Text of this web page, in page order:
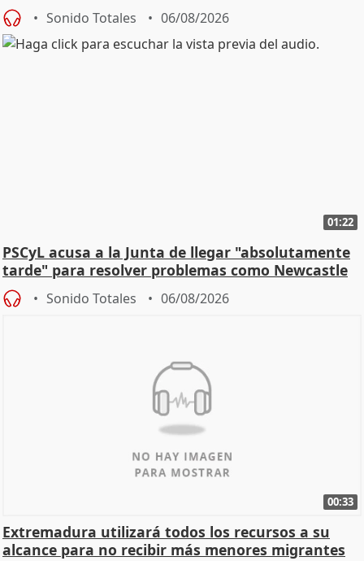
Sonido Totales 06/08/2026
01:22
PSCyL acusa a la Junta de llegar "absolutamente
tarde" para resolver problemas como Newcastle
Sonido Totales 06/08/2026
00:33
Extremadura utilizará todos los recursos a su
alcance para no recibir más menores migrantes